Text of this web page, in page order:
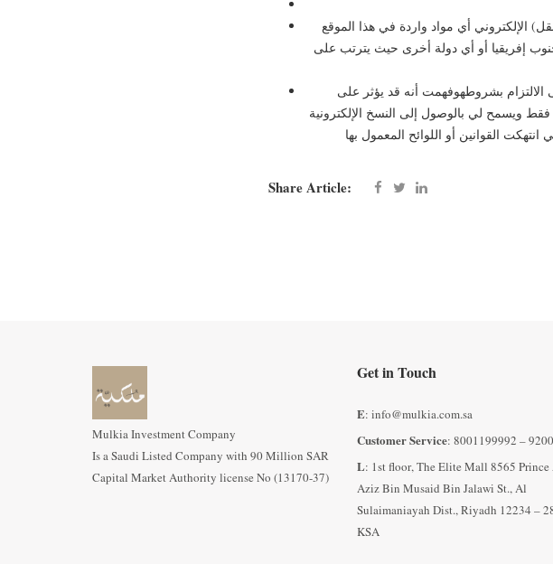
الإلكتروني أي مواد واردة في هذا الموقع
إفريقيا أو أي دولة أخرى حيث يترتب على
بشروطهوفهمت أنه قد يؤثر على
ويسمح لي بالوصول إلى النسخ الإلكترونية
Share Article:
Mulkia Investment Company
Is a Saudi Listed Company with 90 Million SAR
Capital Market Authority license No (13170-37)
Get in Touch
E: info@mulkia.com.sa
Customer Service: 8001199992 –
L: 1st floor, The Elite Mall 8565
Aziz Bin Musaid Bin Jalawi St., Al
Sulaimaniayah Dist., Riyadh 12234 –
KSA